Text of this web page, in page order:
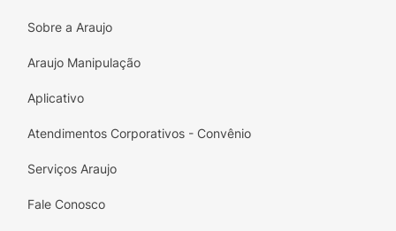
Sobre a Araujo
Araujo Manipulação
Aplicativo
Atendimentos Corporativos - Convênio
Serviços Araujo
Fale Conosco